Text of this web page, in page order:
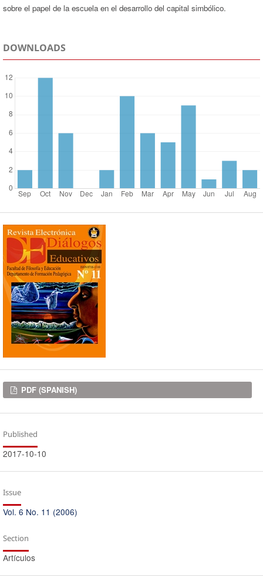
sobre el papel de la escuela en el desarrollo del capital simbólico.
DOWNLOADS
Downloads
PDF (SPANISH)
Published
2017-10-10
Issue
Vol. 6 No. 11 (2006)
Section
Artículos